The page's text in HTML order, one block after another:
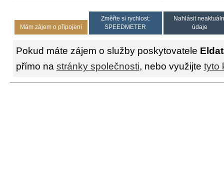
Mám zájem o připojení
Změřte si rychlost:
SPEEDMETER
Nahlásit
údaje
Pokud máte zájem o služby poskytovatele
přímo na stránky společnosti, nebo využijte tyto